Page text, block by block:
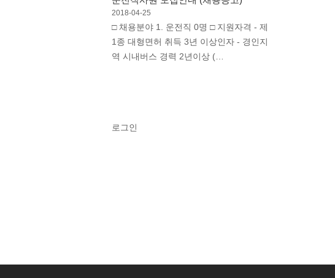
2018-04-25
□ 채용분야 1. 운전직 0명 □ 지원자격 - 제
1종 대형면허 취득 3년 이상인자 - 경인지
역 시내버스 경력 2년이상 (…
로그인